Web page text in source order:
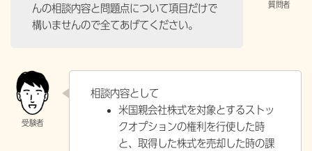
んの相談内容と問題点について項目だけで
構いませんので全てあげてください。
相談内容として
米国親会社株式を対象とするストッ
クオプションの権利を行使した時
と、取得した株式を売却した時の課